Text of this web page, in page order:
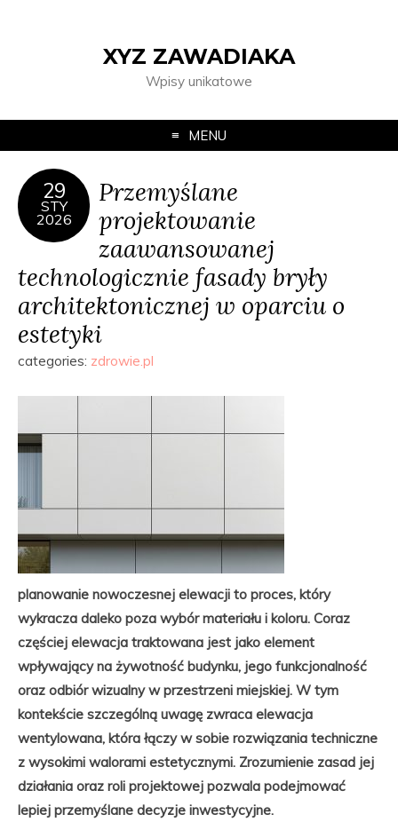
XYZ ZAWADIAKA
Wpisy unikatowe
MENU
29
STY
2026
Przemyślane
projektowanie
zaawansowanej
technologicznie fasady bryły
architektonicznej w oparciu o
estetyki
categories: zdrowie.pl
planowanie nowoczesnej elewacji to proces, który
wykracza daleko poza wybór materiału i koloru. Coraz
częściej elewacja traktowana jest jako element
wpływający na żywotność budynku, jego funkcjonalność
oraz odbiór wizualny w przestrzeni miejskiej. W tym
kontekście szczególną uwagę zwraca elewacja
wentylowana, która łączy w sobie rozwiązania techniczne
z wysokimi walorami estetycznymi. Zrozumienie zasad jej
działania oraz roli projektowej pozwala podejmować
lepiej przemyślane decyzje inwestycyjne.